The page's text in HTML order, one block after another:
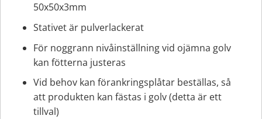
50x50x3mm
Stativet är pulverlackerat
För noggrann nivåinställning vid ojämna golv
kan fötterna justeras
Vid behov kan förankringsplåtar beställas, så
att produkten kan fästas i golv (detta är ett
tillval)